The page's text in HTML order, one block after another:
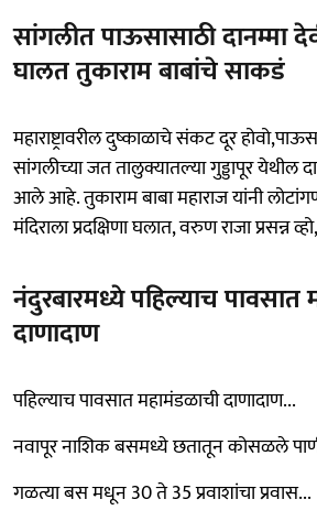
सांगलीत पाऊसासाठी दानम्मा
घालत तुकाराम बाबांचे साकडं
महाराष्ट्रावरील दुष्काळाचे संकट दूर
सांगलीच्या जत तालुक्यातल्या गुड्डापूर येथील
आले आहे. तुकाराम बाबा महाराज यांनी
मंदिराला प्रदक्षिणा घलात, वरुण राजा
नंदुरबारमध्ये पहिल्याच पावसात
दाणादाण
पहिल्याच पावसात महामंडळाची दाणादाण...
नवापूर नाशिक बसमध्ये छतातून कोसळले
गळत्या बस मधून 30 ते 35 प्रवाशांचा प्रवास...